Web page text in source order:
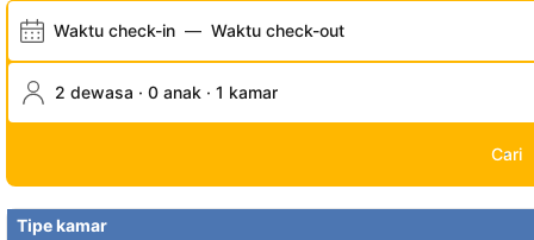
Waktu check-in — Waktu check-out
2 dewasa · 0 anak · 1 kamar
Cari
Tipe kamar